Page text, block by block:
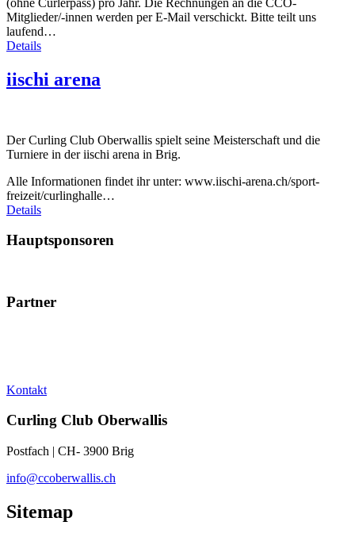
Mitglieder/-innen werden per E-Mail verschickt. Bitte teilt uns
laufend…
Details
iischi arena
Der Curling Club Oberwallis spielt seine Meisterschaft und die
Turniere in der iischi arena in Brig.
Alle Informationen findet ihr unter: www.iischi-arena.ch/sport-
freizeit/curlinghalle…
Details
Hauptsponsoren
Partner
Kontakt
Curling Club Oberwallis
Postfach | CH- 3900 Brig
info@ccoberwallis.ch
Sitemap